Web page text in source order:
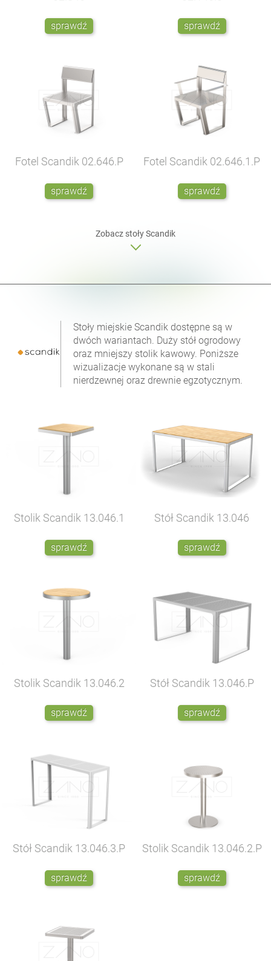
sprawdź sprawdź
Fotel Scandik 02.646.P
sprawdź
Fotel Scandik 02.646.1.P
sprawdź
Zobacz stołyScandik
Stoły miejskie Scandik dostępne są w
dwóch wariantach. Duży stół ogrodowy
oraz mniejszy stolik kawowy. Poniższe
wizualizacje wykonane są w stali
nierdzewnej oraz drewnie egzotycznym.
Stolik Scandik 13.046.1
sprawdź
Stół Scandik 13.046
sprawdź
Stolik Scandik 13.046.2
sprawdź
Stół Scandik 13.046.P
sprawdź
Stół Scandik 13.046.3.P
sprawdź
Stolik Scandik 13.046.2.P
sprawdź